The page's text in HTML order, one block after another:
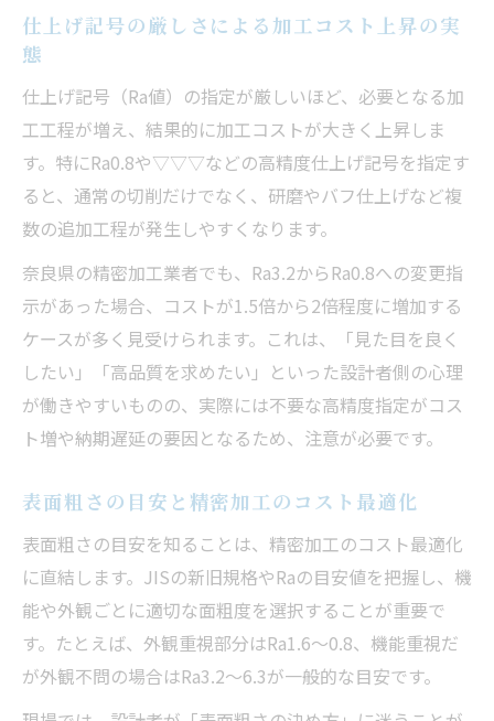
最適なRa指定で加工品質とコスト両立を実
厳しすぎる面粗度指定がコスト増になる理由
精密加工で面粗度指定が過剰だとコスト増
に直結
Ra指定の厳格化による加工コスト上昇の仕
組み
仕上げ記号を厳しくしすぎる実務上の注意
点
精密加工のコストと面粗度指定の現実的な
関係
コスト増を防ぐためのRa指定と面粗度見直
し法
滑らかさとコストの両立を目指す精密加工の実
精密加工で滑らかさとコストを両立する面
Raと仕上げ記号でコスト最適化する実践ポ
イント
仕上げ記号の厳しさによる加工コスト上昇の実
態
仕上げ記号（Ra値）の指定が厳しいほど、必要となる加
工工程が増え、結果的に加工コストが大きく上昇しま
す。特にRa0.8や▽▽▽などの高精度仕上げ記号を指定す
ると、通常の切削だけでなく、研磨やバフ仕上げなど複
数の追加工程が発生しやすくなります。
奈良県の精密加工業者でも、Ra3.2からRa0.8への変更指
示があった場合、コストが1.5倍から2倍程度に増加する
ケースが多く見受けられます。これは、「見た目を良く
したい」「高品質を求めたい」といった設計者側の心理
が働きやすいものの、実際には不要な高精度指定がコス
ト増や納期遅延の要因となるため、注意が必要です。
表面粗さの目安と精密加工のコスト最適化
表面粗さの目安を知ることは、精密加工のコスト最適化
に直結します。JISの新旧規格やRaの目安値を把握し、機
能や外観ごとに適切な面粗度を選択することが重要で
す。たとえば、外観重視部分はRa1.6〜0.8、機能重視だ
が外観不問の場合はRa3.2〜6.3が一般的な目安です。